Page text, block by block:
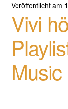
Veröffentlicht am
Vivi
Music